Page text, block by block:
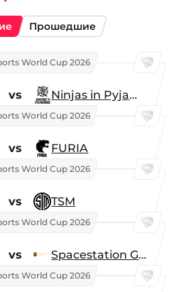
Прошедшие
World Cup 2026
vs Ninjas in Pyjamas
World Cup 2026
vs FURIA
World Cup 2026
vs TSM
World Cup 2026
vs Spacestation Gaming
World Cup 2026